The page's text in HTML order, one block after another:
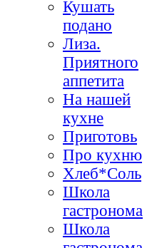
Кушать
подано
Лиза.
Приятного
аппетита
На нашей
кухне
Приготовь
Про кухню
Хлеб*Соль
Школа
гастронома
Школа